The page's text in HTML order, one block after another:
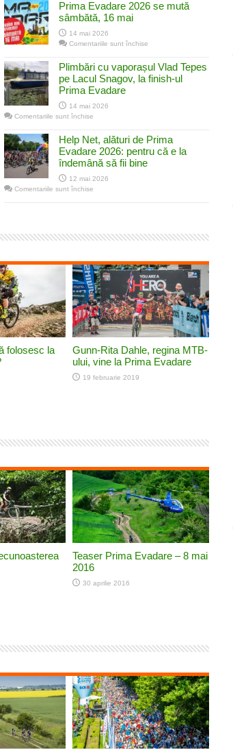
Ziua
Concursului
Prima Evadare 2026 se mută
sâmbătă, 16 mai
14 mai 2026
Comentariile sunt închisepentru
2026
se
mută
Plimbări cu vaporașul Vlad Tepes
pe Lacul Snagov, la finish-ul
Prima Evadare
14 mai 2026
Comentariile sunt închisepentru
vaporașul
Vlad
Tepes
pe
Lacul
Snagov,
la
finish-
Help Net, alături de Prima
Evadare 2026: pentru că e la
îndemână să fii bine
12 mai 2026
Comentariile sunt închisepentru
Evadare
2026:
e
la
îndemână
să
fii
bine
folosesc la
Gunn-Rita Dahle, regina MTB-
ului, vine la Prima Evadare
19 februarie 2019
Teaser Prima Evadare – 8 mai
2016
30 aprilie 2016